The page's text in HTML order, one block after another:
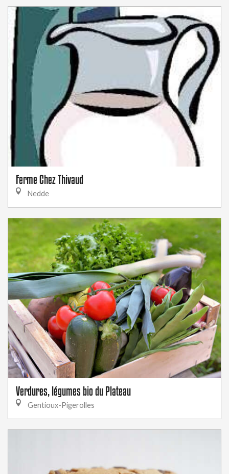
Ferme Chez Thivaud
Nedde
Verdures, légumes bio du Plateau
Gentioux-Pigerolles